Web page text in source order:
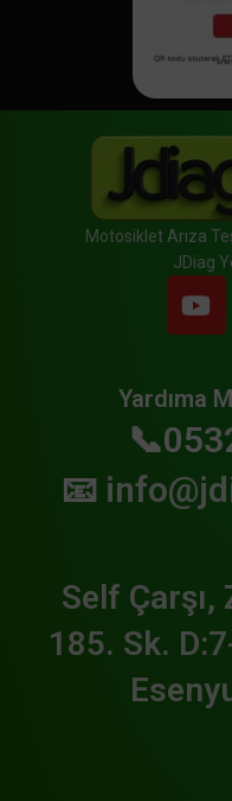
Motosiklet Arıza
JDiag
Yardıma
📧
Self
185. Sk.